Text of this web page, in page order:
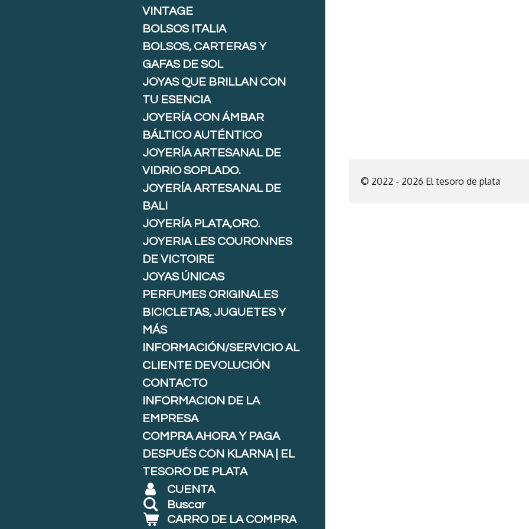
© 2022 - 2026 El tesoro de plata
VINTAGE
BOLSOS ITALIA
BOLSOS, CARTERAS Y
GAFAS DE SOL
JOYAS QUE BRILLAN CON
TU ESENCIA
JOYERÍA CON ÁMBAR
BÁLTICO AUTÉNTICO
JOYERÍA ARTESANAL DE
VIDRIO SOPLADO.
JOYERÍA ARTESANAL DE
BALI
JOYERÍA PLATA,ORO.
JOYERIA LES COURONNES
DE VICTOIRE
JOYAS ÚNICAS
PERFUMES ORIGINALES
BICICLETAS, JUGUETES Y
MÁS
INFORMACIÓN/SERVICIO AL
CLIENTE DEVOLUCIÓN
CONTACTO
INFORMACION DE LA
EMPRESA
COMPRA AHORA Y PAGA
DESPUÉS CON KLARNA | EL
TESORO DE PLATA
CUENTA
Buscar
CARRO DE LA COMPRA